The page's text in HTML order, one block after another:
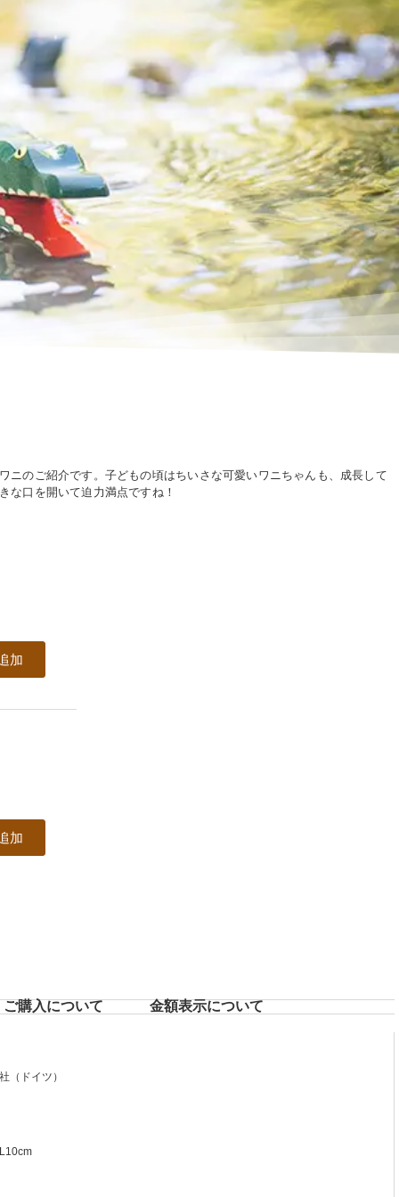
ニのご紹介です。子どもの頃はちいさな可愛いワニちゃんも、成長して
な口を開いて迫力満点ですね！
加
加
ご購入について ⾦額表⽰について
（ドイツ）